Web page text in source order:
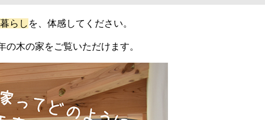
らし を、体感してください。
木の家をご覧いただけます。